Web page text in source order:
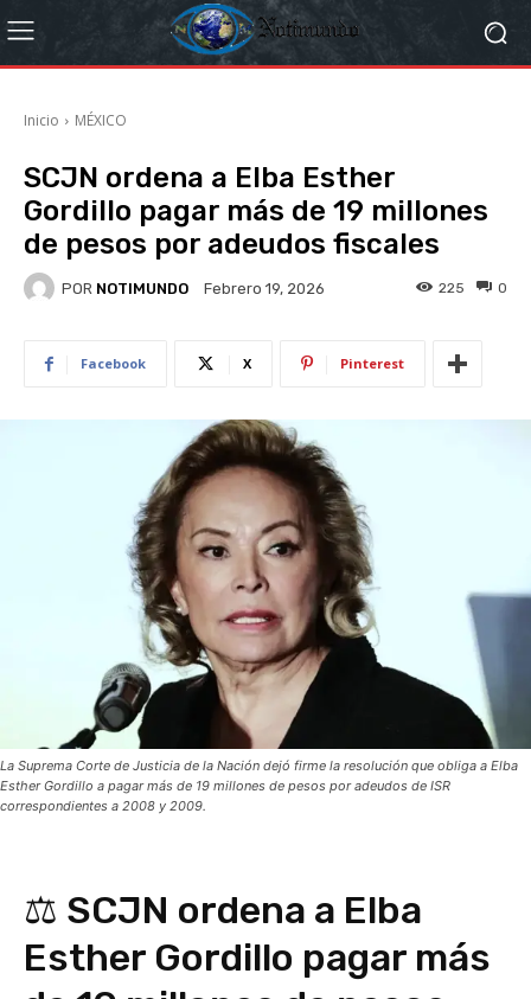
Inicio MÉXICO
SCJN ordena a Elba Esther
Gordillo pagar más de 19 millones
de pesos por adeudos fiscales
POR NOTIMUNDO Febrero 19, 2026 0
225
Facebook X Pinterest
La Suprema Corte de Justicia de la Nación dejó firme la resolución que obliga a Elba
Esther Gordillo a pagar más de 19 millones de pesos por adeudos de ISR
correspondientes a 2008 y 2009.
⚖️ SCJN ordena a Elba
Esther Gordillo pagar más